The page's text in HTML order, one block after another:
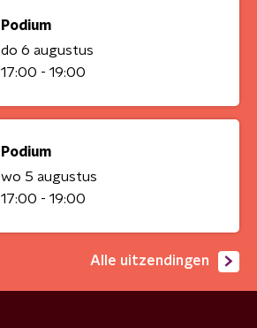
Podium
do 6 augustus
17:00 - 19:00
Podium
wo 5 augustus
17:00 - 19:00
Alle uitzendingen